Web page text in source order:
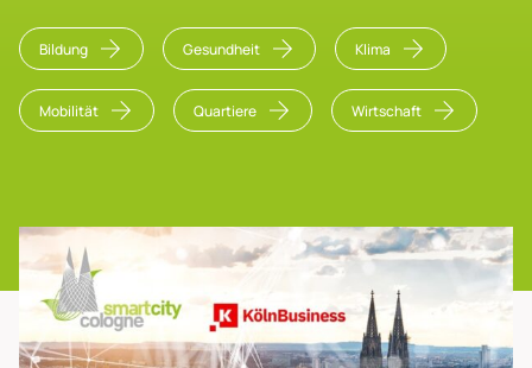
Bildung Gesundheit Klima
Mobilität Quartiere Wirtschaft